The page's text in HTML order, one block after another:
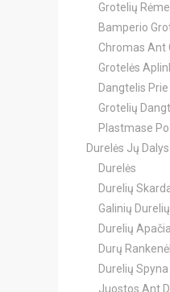
Grotelių
Bamperio
Chromas Ant
Grotelės
Dangtelis
Grotelių
Plastmase
Durelės Jų Dalys
Durelės
Durelių
Galinių
Durelių Apačia
Durų
Durelių Spyna
Juostos Ant